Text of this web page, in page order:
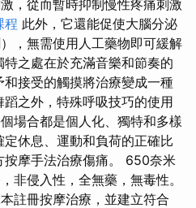
，從而暫時抑制慢性疼痛刺激
程 此外，它還能促使大腦分泌
，無需使用人工藥物即可緩解
之處在於充滿音樂和節奏的
接受的觸摸將治療變成一種
之外，特殊呼吸技巧的使用
場合都是個人化、獨特和多樣
休息、運動和負荷的正確比
摩手法治療傷痛。 650奈米
非侵入性，全無藥，無毒性。
註冊按摩治療，並建立符合